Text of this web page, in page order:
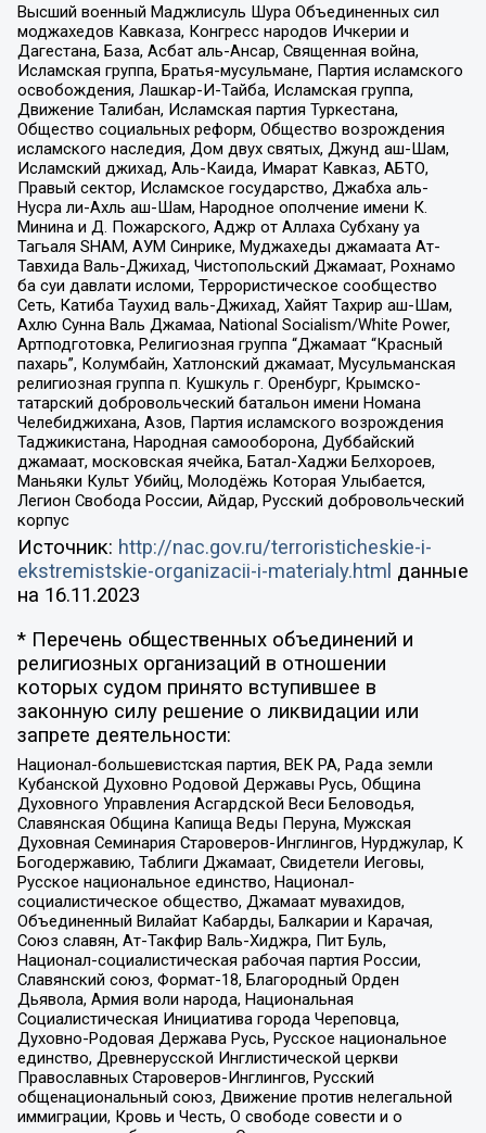
Высший военный Маджлисуль Шура Объединенных сил
моджахедов Кавказа, Конгресс народов Ичкерии и
Дагестана, База, Асбат аль-Ансар, Священная война,
Исламская группа, Братья-мусульмане, Партия исламского
освобождения, Лашкар-И-Тайба, Исламская группа,
Движение Талибан, Исламская партия Туркестана,
Общество социальных реформ, Общество возрождения
исламского наследия, Дом двух святых, Джунд аш-Шам,
Исламский джихад, Аль-Каида, Имарат Кавказ, АБТО,
Правый сектор, Исламское государство, Джабха аль-
Нусра ли-Ахль аш-Шам, Народное ополчение имени К.
Минина и Д. Пожарского, Аджр от Аллаха Субхану уа
Тагьаля SHAM, АУМ Синрике, Муджахеды джамаата Ат-
Тавхида Валь-Джихад, Чистопольский Джамаат, Рохнамо
ба суи давлати исломи, Террористическое сообщество
Сеть, Катиба Таухид валь-Джихад, Хайят Тахрир аш-Шам,
Ахлю Сунна Валь Джамаа, National Socialism/White Power,
Артподготовка, Религиозная группа “Джамаат “Красный
пахарь”, Колумбайн, Хатлонский джамаат, Мусульманская
религиозная группа п. Кушкуль г. Оренбург, Крымско-
татарский добровольческий батальон имени Номана
Челебиджихана, Азов, Партия исламского возрождения
Таджикистана, Народная самооборона, Дуббайский
джамаат, московская ячейка, Батал-Хаджи Белхороев,
Маньяки Культ Убийц, Молодёжь Которая Улыбается,
Легион Свобода России, Айдар, Русский добровольческий
корпус
Источник: http://nac.gov.ru/terroristicheskie-i-
ekstremistskie-organizacii-i-materialy.html данные
на 16.11.2023
* Перечень общественных объединений и
религиозных организаций в отношении
которых судом принято вступившее в
законную силу решение о ликвидации или
запрете деятельности:
Национал-большевистская партия, ВЕК РА, Рада земли
Кубанской Духовно Родовой Державы Русь, Община
Духовного Управления Асгардской Веси Беловодья,
Славянская Община Капища Веды Перуна, Мужская
Духовная Семинария Староверов-Инглингов, Нурджулар, К
Богодержавию, Таблиги Джамаат, Свидетели Иеговы,
Русское национальное единство, Национал-
социалистическое общество, Джамаат мувахидов,
Объединенный Вилайат Кабарды, Балкарии и Карачая,
Союз славян, Ат-Такфир Валь-Хиджра, Пит Буль,
Национал-социалистическая рабочая партия России,
Славянский союз, Формат-18, Благородный Орден
Дьявола, Армия воли народа, Национальная
Социалистическая Инициатива города Череповца,
Духовно-Родовая Держава Русь, Русское национальное
единство, Древнерусской Инглистической церкви
Православных Староверов-Инглингов, Русский
общенациональный союз, Движение против нелегальной
иммиграции, Кровь и Честь, О свободе совести и о